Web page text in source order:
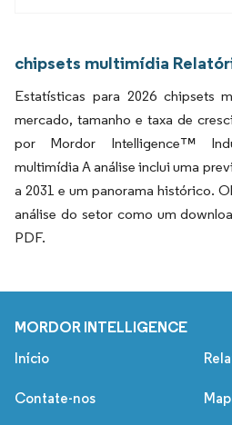
chipsets multimídia
Estatísticas para 2026 chipsets
mercado, tamanho e taxa de
por Mordor Intelligence™
multimídia A análise inclui uma
a 2031 e um panorama histórico.
análise do setor como um
PDF.
MORDOR INTELLIGENCE
Início
Contate-nos